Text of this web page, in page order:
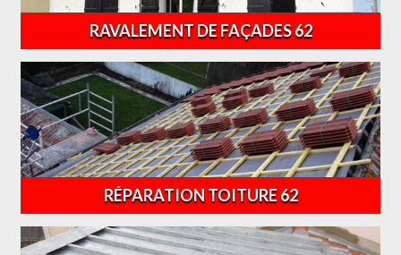
RAVALEMENT DE FAÇADES 62
RÉPARATION TOITURE 62